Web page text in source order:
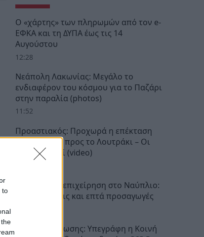
to
Ο «χάρτης» των πληρωμών από τον e-
ΕΦΚΑ και τη ΔΥΠΑ έως τις 14
Αυγούστου
12:28
Νεάπολη Λακωνίας: Μεγάλο το
ενδιαφέρον του κόσμου για το Παζάρι
στην παραλία (photos)
11:52
Προαστιακός: Προχωρά η επέκταση
της γραμμής προς το Λουτράκι – Οι
νέοι σταθμοί (video)
Αστυνομική επιχείρηση στο Ναύπλιο:
Έξι συλλήψεις και επτά προσαγωγές
Σχέδια Βελτίωσης: Υπεγράφη η Κοινή